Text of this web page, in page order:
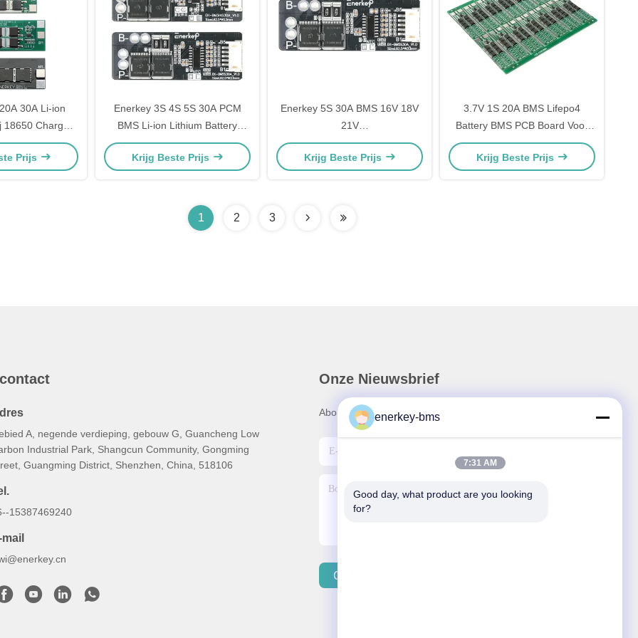
30A Li-ion
Charger
Prijs
Enerkey 3S 4S 5S 30A PCM
BMS Li-ion Lithium Battery
18650 Charger BMS voor
boormotor
Krijg Beste Prijs
Enerkey 5S 30A BMS 16V 18V
21V
Batterijoplaadbeschermingsbord
Lithiumbatterijpakket BMS 5S
Krijg Beste Prijs
3.7V 1S 20A BMS Lifepo4
Battery BMS PCB Board Voor
18650 Cell 4.2V Charging BMS
Krijg Beste Prijs
1 2 3
A, negende verdieping, gebouw G, Guancheng Low
Industrial Park, Shangcun Community, Gongming
Guangming District, Shenzhen, China, 518106
15387469240
mail
Onze Nieuwsbrief
Abonneer u op onze nieuwsbrief voor kortingen en meer.
Contacteer Ons
enerkey-bms
7:31 AM
Good day, what product are you looking
for?